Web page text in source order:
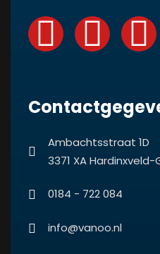
Ambachtsstraat 1D
3371 XA
0184 - 722 084
info@vanoo.nl